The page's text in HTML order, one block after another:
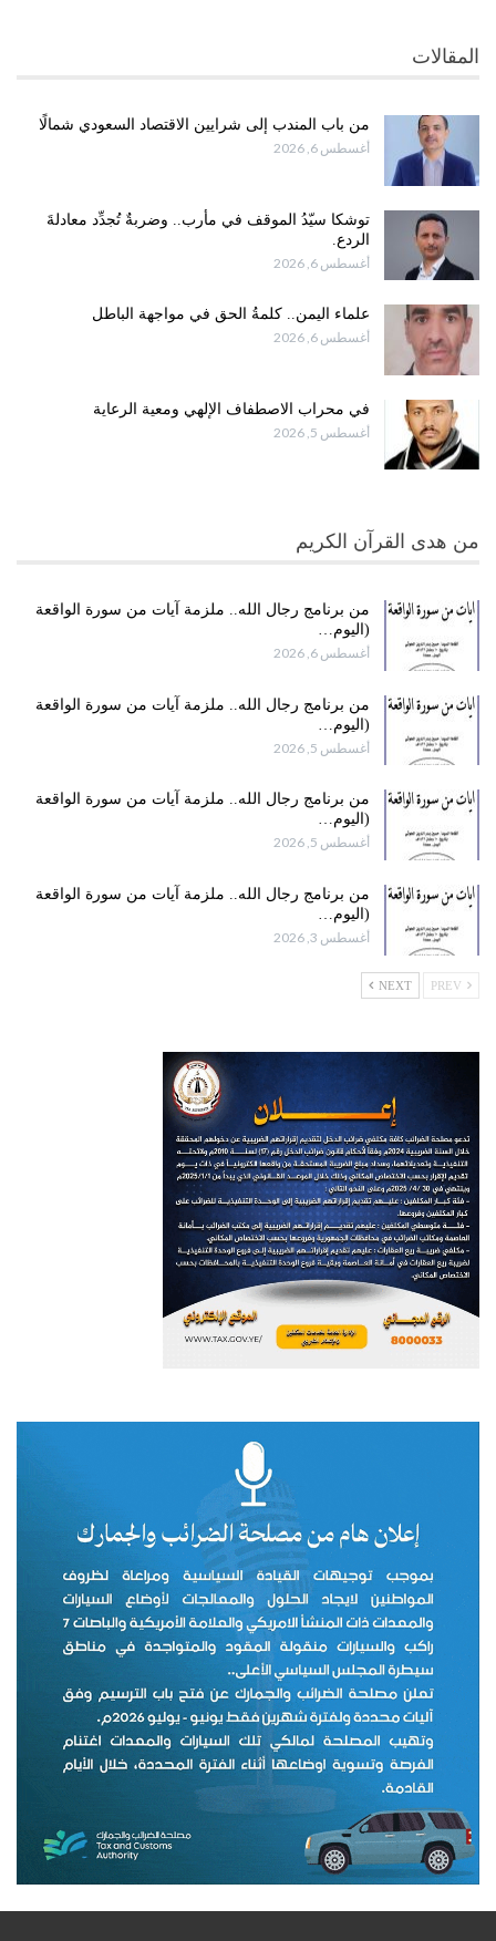
المقالات
من باب المندب إلى شرايين الاقتصاد السعودي شمالًا
أغسطس 6, 2026
توشكا سيّدُ الموقف في مأرب.. وضربةٌ تُجدِّد معادلةَ
الردع.
أغسطس 6, 2026
علماء اليمن.. كلمةُ الحق في مواجهة الباطل
أغسطس 6, 2026
في محراب الاصطفاف الإلهي ومعية الرعاية
أغسطس 5, 2026
من هدى القرآن الكريم
من برنامج رجال الله.. ملزمة آيات من سورة الواقعة
(اليوم…
أغسطس 6, 2026
من برنامج رجال الله.. ملزمة آيات من سورة الواقعة
(اليوم…
أغسطس 5, 2026
من برنامج رجال الله.. ملزمة آيات من سورة الواقعة
(اليوم…
أغسطس 5, 2026
من برنامج رجال الله.. ملزمة آيات من سورة الواقعة
(اليوم…
أغسطس 3, 2026
NEXT